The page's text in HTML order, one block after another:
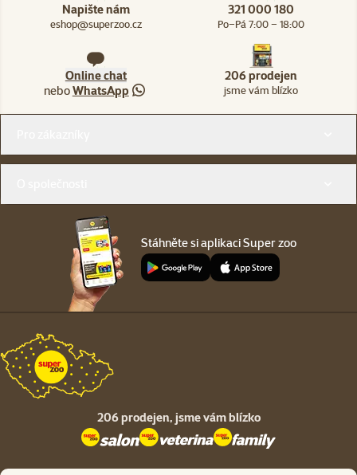
Napište nám
eshop@superzoo.cz
321 000 180
Po–Pá 7:00 – 18:00
Online chat
neboWhatsApp
206 prodejen
jsme vám blízko
Stáhněte si aplikaci Super zoo
206 prodejen, jsme vám blízko